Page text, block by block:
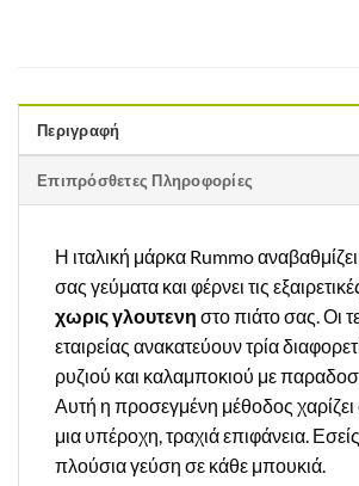
Περιγραφή
Επιπρόσθετες Πληροφορίες
Η ιταλική μάρκα Rummo
σας γεύματα και φέρνει τις
χωρις γλουτενη στο πιάτο σας. Οι
εταιρείας ανακατεύουν τρία
ρυζιού και καλαμποκιού με
Αυτή η προσεγμένη μέθοδος χαρίζει
μια υπέροχη, τραχιά επιφάνεια.
πλούσια γεύση σε κάθε μπουκιά.